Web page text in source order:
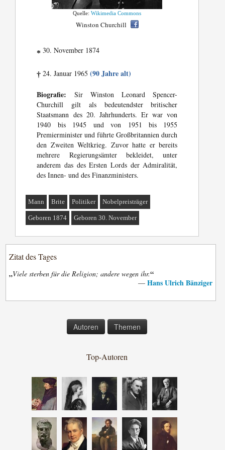
Quelle:Wikimedia Commons
Winston Churchill
* 30. November 1874
† 24. Januar 1965(90 Jahre alt)
Biografie: Sir Winston Leonard Spencer-
Churchill gilt als bedeutendster britischer
Staatsmann des 20. Jahrhunderts. Er war von
1940 bis 1945 und von 1951 bis 1955
Premierminister und führte Großbritannien durch
den Zweiten Weltkrieg. Zuvor hatte er bereits
mehrere Regierungsämter bekleidet, unter
anderem das des Ersten Lords der Admiralität,
des Innen- und des Finanzministers.
Mann Brite Politiker Nobelpreisträger
Geboren 1874 Geboren 30. November
Zitat des Tages
„Viele sterben für die Religion; andere wegen ihr.“
— Hans Ulrich Bänziger
Autoren Themen
Top-Autoren